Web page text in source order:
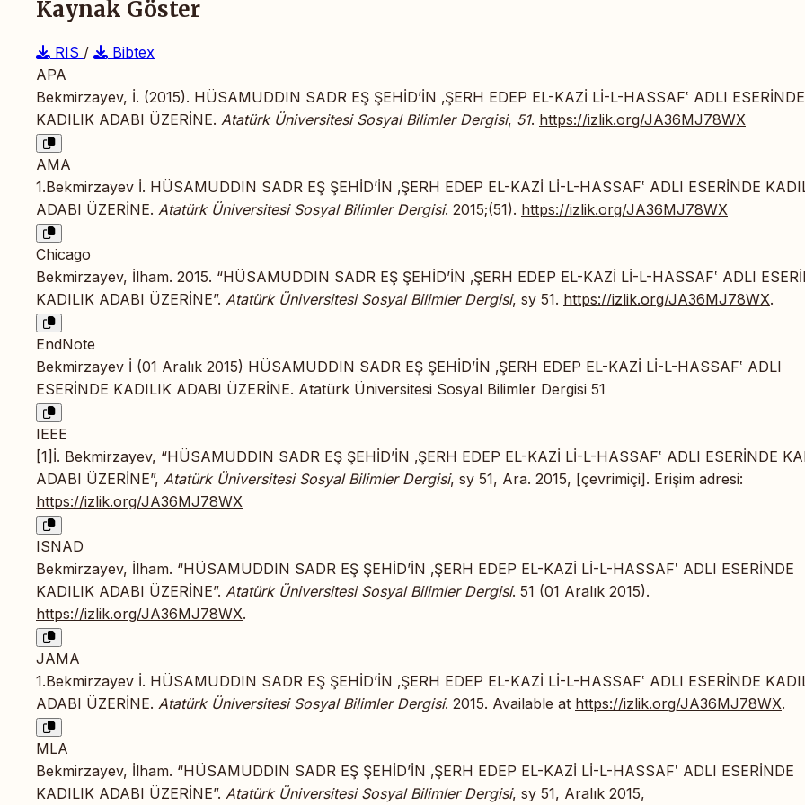
Kaynak Göster
RIS /
Bibtex
APA
Bekmirzayev, İ. (2015). HÜSAMUDDIN SADR EŞ ŞEHİD’İN ‚ŞERH EDEP EL-KAZİ Lİ-L-HASSAF‛ ADLI ESERİNDE
KADILIK ADABI ÜZERİNE. Atatürk Üniversitesi Sosyal Bilimler Dergisi, 51. https://izlik.org/JA36MJ78WX
AMA
1.Bekmirzayev İ. HÜSAMUDDIN SADR EŞ ŞEHİD’İN ‚ŞERH EDEP EL-KAZİ Lİ-L-HASSAF‛ ADLI ESERİNDE
ADABI ÜZERİNE. Atatürk Üniversitesi Sosyal Bilimler Dergisi. 2015;(51). https://izlik.org/JA36MJ78WX
Chicago
Bekmirzayev, İlham. 2015. “HÜSAMUDDIN SADR EŞ ŞEHİD’İN ‚ŞERH EDEP EL-KAZİ Lİ-L-HASSAF‛ ADLI
KADILIK ADABI ÜZERİNE”. Atatürk Üniversitesi Sosyal Bilimler Dergisi, sy 51. https://izlik.org/JA36MJ78WX.
EndNote
Bekmirzayev İ (01 Aralık 2015) HÜSAMUDDIN SADR EŞ ŞEHİD’İN ‚ŞERH EDEP EL-KAZİ Lİ-L-HASSAF‛ ADLI
ESERİNDE KADILIK ADABI ÜZERİNE. Atatürk Üniversitesi Sosyal Bilimler Dergisi 51
IEEE
[1]İ. Bekmirzayev, “HÜSAMUDDIN SADR EŞ ŞEHİD’İN ‚ŞERH EDEP EL-KAZİ Lİ-L-HASSAF‛ ADLI ESERİNDE
ADABI ÜZERİNE”, Atatürk Üniversitesi Sosyal Bilimler Dergisi, sy 51, Ara. 2015, [çevrimiçi]. Erişim adresi:
https://izlik.org/JA36MJ78WX
ISNAD
Bekmirzayev, İlham. “HÜSAMUDDIN SADR EŞ ŞEHİD’İN ‚ŞERH EDEP EL-KAZİ Lİ-L-HASSAF‛ ADLI ESERİNDE
KADILIK ADABI ÜZERİNE”. Atatürk Üniversitesi Sosyal Bilimler Dergisi. 51 (01 Aralık 2015).
https://izlik.org/JA36MJ78WX.
JAMA
1.Bekmirzayev İ. HÜSAMUDDIN SADR EŞ ŞEHİD’İN ‚ŞERH EDEP EL-KAZİ Lİ-L-HASSAF‛ ADLI ESERİNDE
ADABI ÜZERİNE. Atatürk Üniversitesi Sosyal Bilimler Dergisi. 2015. Available at https://izlik.org/JA36MJ78WX.
MLA
Bekmirzayev, İlham. “HÜSAMUDDIN SADR EŞ ŞEHİD’İN ‚ŞERH EDEP EL-KAZİ Lİ-L-HASSAF‛ ADLI ESERİNDE
KADILIK ADABI ÜZERİNE”. Atatürk Üniversitesi Sosyal Bilimler Dergisi, sy 51, Aralık 2015,